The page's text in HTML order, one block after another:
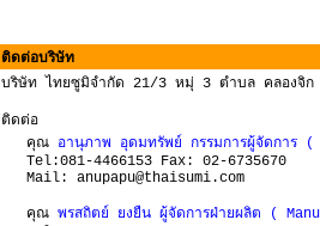
ติดต่อบริษัท
บริษัท ไทยซูมิจำกัด 21/3 หมุ่ 3 ตำบล คลองจิก
ติดต่อ
คุณอานุภาพ อุดมทรัพย์ กรรมการผู้จัดการ
Tel:081-4466153 Fax: 02-6735670
Mail: anupapu@thaisumi.com
คุณพรสถิตย์ ยงยืน ผู้จัดการฝ่ายผลต (